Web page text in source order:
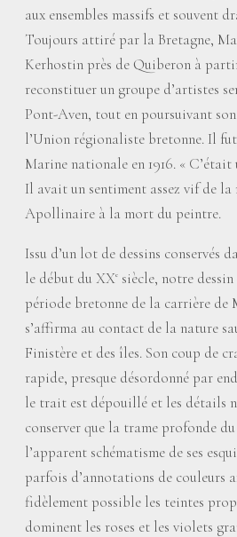
aux ensembles massifs et souvent
Toujours attiré par la Bretagne,
Kerhostin près de Quiberon à
reconstituer un groupe d’artistes
Pont-Aven, tout en poursuivant
l’Union régionaliste bretonne. Il
Marine nationale en 1916. « C’était
Il avait un sentiment assez vif de la
Apollinaire à la mort du peintre.
Issu d’un lot de dessins conservés
le début du XXe siècle, notre
période bretonne de la carrière de
s’affirma au contact de la nature
Finistère et des îles. Son coup de
rapide, presque désordonné par
le trait est dépouillé et les détails
conserver que la trame profonde du
l’apparent schématisme de ses
parfois d’annotations de couleurs
fidèlement possible les teintes
dominent les roses et les violets